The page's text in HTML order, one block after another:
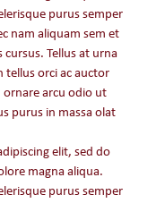
purus semper
nam aliquam sem et
orci ac auctor
ornare arcu odio ut
purus in massa olat
elit, sed do
magna aliqua.
purus semper